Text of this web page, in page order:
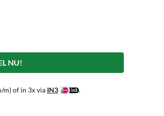
NU!
m) of in 3x via IN3 .